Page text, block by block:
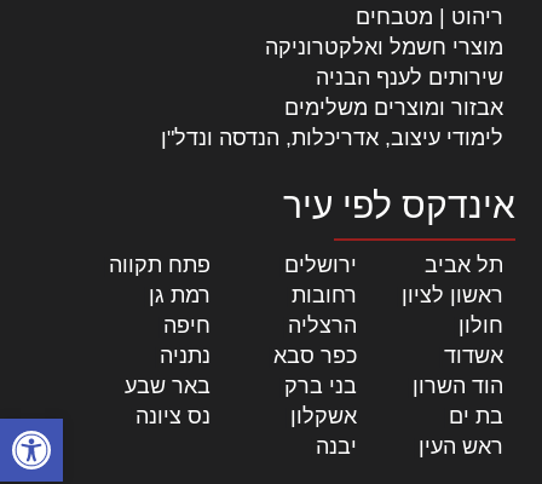
פתח
ריהוט | מטבחים
מוצרי חשמל ואלקטרוניקה
שירותים לענף הבניה
אבזור ומוצרים משלימים
לימודי עיצוב, אדריכלות, הנדסה ונדל"ן
אינדקס לפי עיר
תל אביב ירושלים פתח תקווה
ראשון לציון
רחובות רמת גן
חולון
הרצליה חיפה
אשדוד
כפר סבא נתניה
הוד השרון
בני ברק באר שבע
בת ים
אשקלון נס ציונה
ראש העין
יבנה